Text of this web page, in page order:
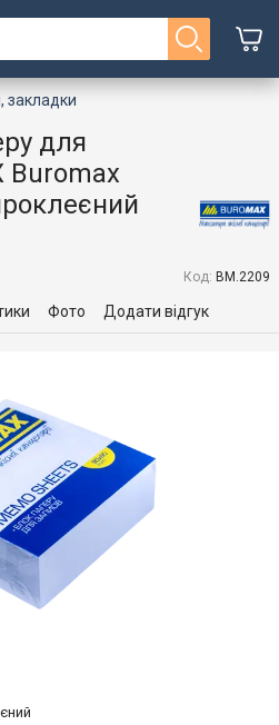
закладки
для
Buromax
Код: BM.2209
Фото Додати відгук